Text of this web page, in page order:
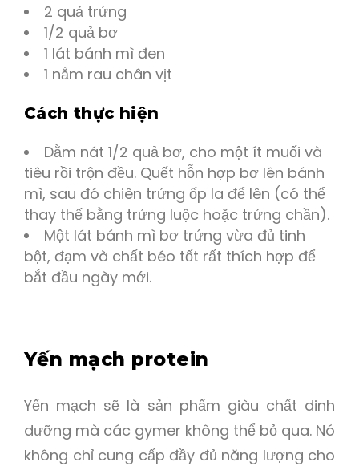
2 quả trứng
1/2 quả bơ
1 lát bánh mì đen
1 nắm rau chân vịt
Cách thực hiện
Dằm nát 1/2 quả bơ, cho một ít muối và
tiêu rồi trộn đều. Quết hỗn hợp bơ lên bánh
mì, sau đó chiên trứng ốp la để lên (có thể
thay thế bằng trứng luộc hoặc trứng chần).
Một lát bánh mì bơ trứng vừa đủ tinh
bột, đạm và chất béo tốt rất thích hợp để
bắt đầu ngày mới.
Yến mạch protein
Yến mạch sẽ là sản phẩm giàu chất dinh
dưỡng mà các gymer không thể bỏ qua. Nó
không chỉ cung cấp đầy đủ năng lượng cho